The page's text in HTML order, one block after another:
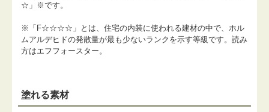
☆」※です。
※「F☆☆☆☆」とは、住宅の内装に使われる建材の中で、ホル
ムアルデヒドの発散量が最も少ないランクを示す等級です。読み
方はエフフォースター。
塗れる素材